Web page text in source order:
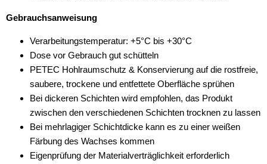
Gebrauchsanweisung
Verarbeitungstemperatur: +5°C bis +30°C
Dose vor Gebrauch gut schütteln
PETEC Hohlraumschutz & Konservierung auf die rostfreie,
saubere, trockene und entfettete Oberfläche sprühen
Bei dickeren Schichten wird empfohlen, das Produkt
zwischen den verschiedenen Schichten trocknen zu lassen
Bei mehrlagiger Schichtdicke kann es zu einer weißen
Färbung des Wachses kommen
Eigenprüfung der Materialverträglichkeit erforderlich